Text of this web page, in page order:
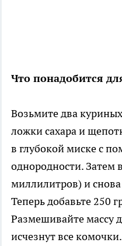
Что понадобится
Возьмите два
ложки сахара и
в глубокой миске с
однородности. Затем
миллилитров) и
Теперь добавьте 250
Размешивайте массу
исчезнут все